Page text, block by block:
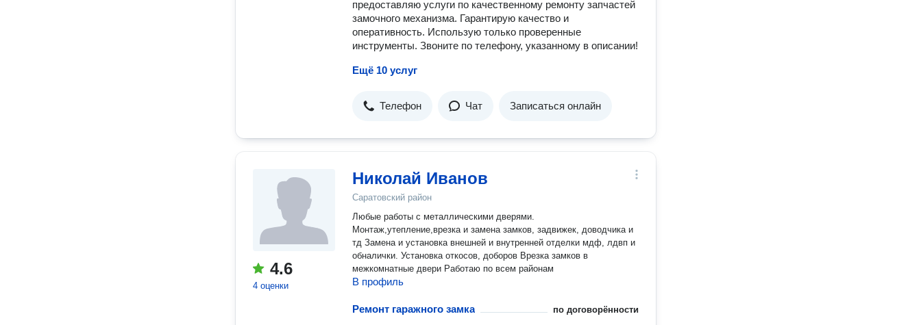
предоставляю услуги по качественному ремонту запчастей
замочного механизма. Гарантирую качество и
оперативность. Использую только проверенные
инструменты. Звоните по телефону, указанному в описании!
Ещё 10 услуг
Телефон Чат Записаться онлайн
4.6
4 оценки
Николай Иванов
Саратовский район
Любые работы с металлическими дверями.
Монтаж,утепление,врезка и замена замков, задвижек, доводчика и
тд Замена и установка внешней и внутренней отделки мдф, лдвп и
обналички. Установка откосов, доборов Врезка замков в
межкомнатные двери Работаю по всем районам
В профиль
Ремонт гаражного замка по договорённости